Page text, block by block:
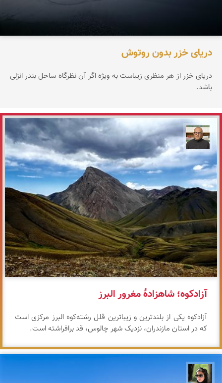
دریای خزر بدون روتوش
دریای خزر از هر منظری زیباست به ویژه اگر آن نظرگاه ساحل بندر انزلی
باشد.
مازیار ذاکری
آزادکوه؛ شاهزادهٔ مغرور البرز
آزادکوه یکی از بلندترین و زیباترین قلل رشته‌کوه البرز مرکزی است
که در استان مازندران، نزدیک شهر چالوس، قد برافراشته است.